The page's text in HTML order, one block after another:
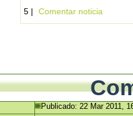
5 |
Comentar noticia
Publicado: 22 Mar 2011,